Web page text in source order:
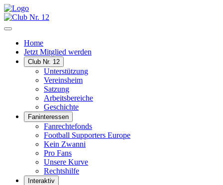
Home
Jetzt Mitglied werden
Club Nr. 12
Unterstützung
Vereinsheim
Satzung
Arbeitsbereiche
Geschichte
Faninteressen
Fanrechtefonds
Football Supporters Europe
Kein Zwanni
Pro Fans
Unsere Kurve
Rechtshilfe
Interaktiv